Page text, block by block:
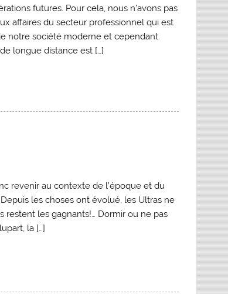
futures. Pour cela, nous n’avons pas
affaires du secteur professionnel qui est
notre société moderne et cependant
longue distance est […]
revenir au contexte de l’époque et du
les choses ont évolué, les Ultras ne
les gagnants!… Dormir ou ne pas
la […]